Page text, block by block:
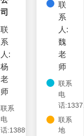
司
联
系
人:
杨
老
师
联系
电
话:13889814517
联
系
人:
魏
老
师
联系
电
话
联系
地